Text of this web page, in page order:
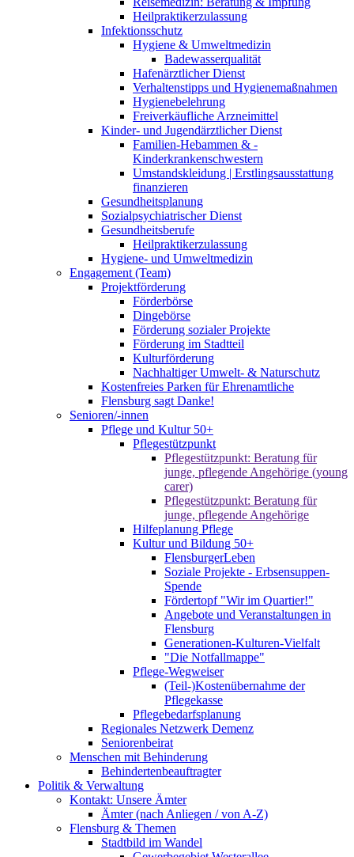
Heilpraktikerzulassung
Infektionsschutz
Hygiene & Umweltmedizin
Badewasserqualität
Hafenärztlicher Dienst
Verhaltenstipps und Hygienemaßnahmen
Hygienebelehrung
Freiverkäufliche Arzneimittel
Kinder- und Jugendärztlicher Dienst
Familien-Hebammen & -
Kinderkrankenschwestern
Umstandskleidung | Erstlingsausstattung
finanzieren
Gesundheitsplanung
Sozialpsychiatrischer Dienst
Gesundheitsberufe
Heilpraktikerzulassung
Hygiene- und Umweltmedizin
Engagement (Team)
Projektförderung
Förderbörse
Dingebörse
Förderung sozialer Projekte
Förderung im Stadtteil
Kulturförderung
Nachhaltiger Umwelt- & Naturschutz
Kostenfreies Parken für Ehrenamtliche
Flensburg sagt Danke!
Senioren/-innen
Pflege und Kultur 50+
Pflegestützpunkt
Pflegestützpunkt: Beratung für
junge, pflegende Angehörige (young
carer)
Pflegestützpunkt: Beratung für
junge, pflegende Angehörige
Hilfeplanung Pflege
Kultur und Bildung 50+
FlensburgerLeben
Soziale Projekte - Erbsensuppen-
Spende
Fördertopf "Wir im Quartier!"
Angebote und Veranstaltungen in
Flensburg
Generationen-Kulturen-Vielfalt
"Die Notfallmappe"
Pflege-Wegweiser
(Teil-)Kostenübernahme der
Pflegekasse
Pflegebedarfsplanung
Regionales Netzwerk Demenz
Seniorenbeirat
Menschen mit Behinderung
Behindertenbeauftragter
Politik & Verwaltung
Kontakt: Unsere Ämter
Ämter (nach Anliegen / von A-Z)
Flensburg & Themen
Stadtbild im Wandel